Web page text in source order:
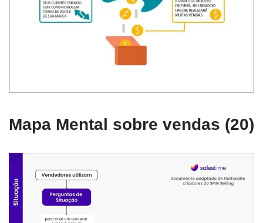
Mapa Mental sobre vendas (20)